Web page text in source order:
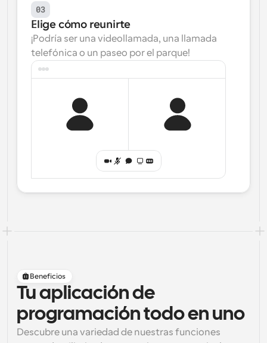
03
Elige cómo reunirte
¡Podría ser una videollamada, una llamada
telefónica o un paseo por el parque!
Beneficios
Tu aplicación de
programación todo en uno
Descubre una variedad de nuestras funciones